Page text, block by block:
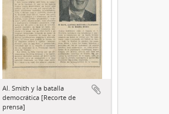
Al. Smith y la batalla
democrática [Recorte de
prensa]